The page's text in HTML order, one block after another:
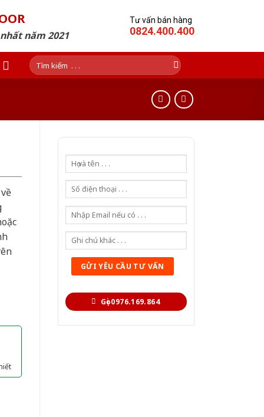
năm 2021
Tư vấn bán hàng
0824.400.400
Tìm
kiếm:
Gọi 0976.169.864